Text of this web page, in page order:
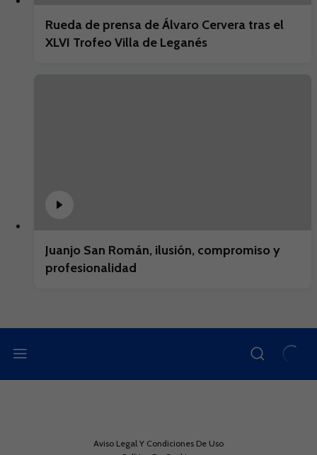
Rueda de prensa de Álvaro Cervera tras el
XLVI Trofeo Villa de Leganés
Juanjo San Román, ilusión, compromiso y
profesionalidad
Aviso Legal Y Condiciones De Uso